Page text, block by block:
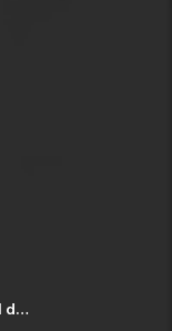
5º Salão Internacional de Impressão, Imagem, Comunicação Digital e Têxtil Promocional